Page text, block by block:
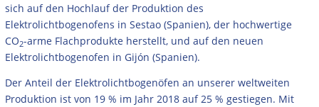
sich auf den Hochlauf der Produktion des
Elektrolichtbogenofens in Sestao (Spanien), der hochwertige
CO2-arme Flachprodukte herstellt, und auf den neuen
Elektrolichtbogenofen in Gijón (Spanien).
Der Anteil der Elektrolichtbogenöfen an unserer weltweiten
Produktion ist von 19 % im Jahr 2018 auf 25 % gestiegen. Mit